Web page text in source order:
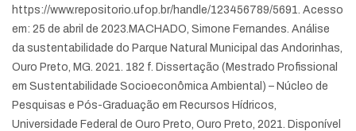
https://www.repositorio.ufop.br/handle/123456789/5691. Acesso
em: 25 de abril de 2023. MACHADO, Simone Fernandes. Análise
da sustentabilidade do Parque Natural Municipal das Andorinhas,
Ouro Preto, MG. 2021. 182 f. Dissertação (Mestrado Profissional
em Sustentabilidade Socioeconômica Ambiental) – Núcleo de
Pesquisas e Pós-Graduação em Recursos Hídricos,
Universidade Federal de Ouro Preto, Ouro Preto, 2021. Disponível